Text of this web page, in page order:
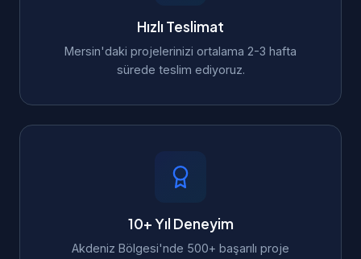
Hızlı Teslimat
Mersin'daki projelerinizi ortalama 2-3 hafta
sürede teslim ediyoruz.
10+ Yıl Deneyim
Akdeniz Bölgesi'nde 500+ başarılı proje